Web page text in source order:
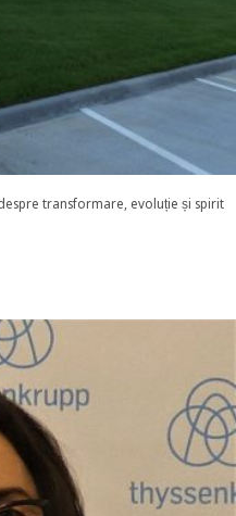
transformare, evoluție și spirit